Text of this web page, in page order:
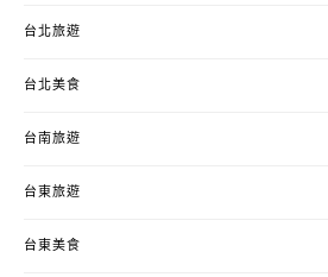
台北旅遊
台北美食
台南旅遊
台東旅遊
台東美食